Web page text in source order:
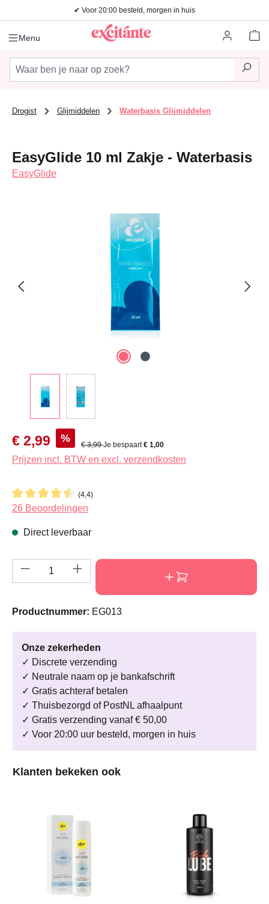
Ga naar de hoofdinhoud✔ Voor 20:00 besteld, morgen in huis
Menu
Drogist Glijmiddelen Waterbasis Glijmiddelen
EasyGlide 10 ml Zakje - Waterbasis
EasyGlide
Afbeeldingengalerij overslaan
Verkoopprijs:
€ 2,99 % Normale prijs:
€ 3,99Je bespaart€ 1,00
Prijzen incl. BTW en excl. verzendkosten
(4,4)
Gemiddelde waardering van 4.3 van 5 sterren
26 Beoordelingen
Direct leverbaar
Producthoeveelheid: Voer de gewenste
Productnummer: EG013
Onze zekerheden
✓ Discrete verzending
✓ Neutrale naam op je bankafschrift
✓ Gratis achteraf betalen
✓ Thuisbezorgd of PostNL afhaalpunt
✓ Gratis verzending vanaf € 50,00
✓ Voor 20:00 uur besteld, morgen in huis
Productgalerij overslaan
Klanten bekeken ook